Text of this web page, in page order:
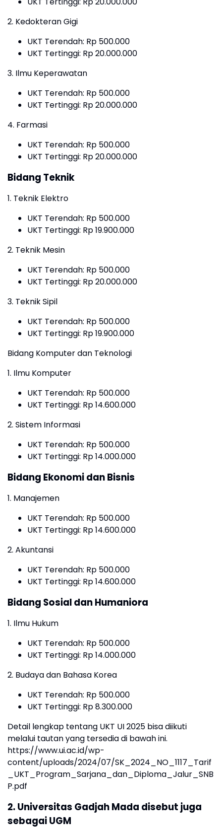
2. Kedokteran Gigi
UKT Terendah: Rp 500.000
UKT Tertinggi: Rp 20.000.000
3. Ilmu Keperawatan
UKT Terendah: Rp 500.000
UKT Tertinggi: Rp 20.000.000
4. Farmasi
UKT Terendah: Rp 500.000
UKT Tertinggi: Rp 20.000.000
Bidang Teknik
1. Teknik Elektro
UKT Terendah: Rp 500.000
UKT Tertinggi: Rp 19.900.000
2. Teknik Mesin
UKT Terendah: Rp 500.000
UKT Tertinggi: Rp 20.000.000
3. Teknik Sipil
UKT Terendah: Rp 500.000
UKT Tertinggi: Rp 19.900.000
Bidang Komputer dan Teknologi
1. Ilmu Komputer
UKT Terendah: Rp 500.000
UKT Tertinggi: Rp 14.600.000
2. Sistem Informasi
UKT Terendah: Rp 500.000
UKT Tertinggi: Rp 14.000.000
Bidang Ekonomi dan Bisnis
1. Manajemen
UKT Terendah: Rp 500.000
UKT Tertinggi: Rp 14.600.000
2. Akuntansi
UKT Terendah: Rp 500.000
UKT Tertinggi: Rp 14.600.000
Bidang Sosial dan Humaniora
1. Ilmu Hukum
UKT Terendah: Rp 500.000
UKT Tertinggi: Rp 14.000.000
2. Budaya dan Bahasa Korea
UKT Terendah: Rp 500.000
UKT Tertinggi: Rp 8.300.000
Detail lengkap tentang UKT UI 2025 bisa diikuti
melalui tautan yang tersedia di bawah ini.
https://www.ui.ac.id/wp-
content/uploads/2024/07/SK_2024_NO_1117_Tarif
_UKT_Program_Sarjana_dan_Diploma_Jalur_SNB
P.pdf
2. Universitas Gadjah Mada disebut juga
sebagai UGM